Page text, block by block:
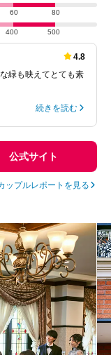
60 80
400 500
4.8
緑も映えてとても素
続きを読む
公式サイト
ップルレポートを見る